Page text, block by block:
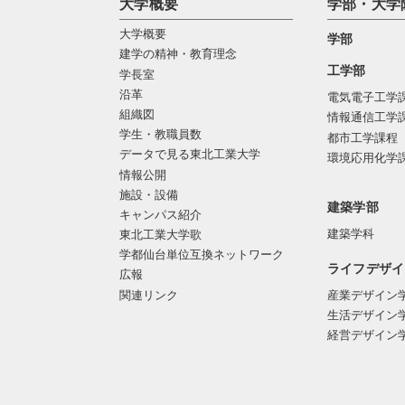
大学概要
大学概要
建学の精神・教育理念
学長室
沿革
組織図
学生・教職員数
データで見る東北工業大学
情報公開
施設・設備
キャンパス紹介
東北工業大学歌
学都仙台単位互換ネットワーク
広報
関連リンク
学部・大学
学部
工学部
電気電子工学
情報通信工学
都市工学課程
環境応用化学
建築学部
建築学科
ライフデザ
産業デザイン
生活デザイン
経営デザイン